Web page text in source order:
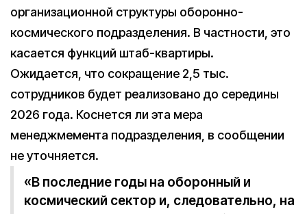
организационной структуры оборонно-
космического подразделения. В частности, это
касается функций штаб-квартиры.
Ожидается, что сокращение 2,5 тыс.
сотрудников будет реализовано до середины
2026 года. Коснется ли эта мера
менеджмемента подразделения, в сообщении
не уточняется.
«В последние годы на оборонный и
космический сектор и, следовательно, на